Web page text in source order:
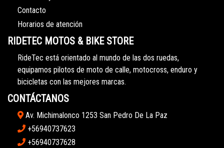
Contacto
Horarios de atención
RIDETEC MOTOS & BIKE STORE
RideTec está orientado al mundo de las dos ruedas,
equipamos pilotos de moto de calle, motocross, enduro y
bicicletas con las mejores marcas.
CONTÁCTANOS
Av. Michimalonco 1253 San Pedro De La Paz
+56940737623
+56940737628